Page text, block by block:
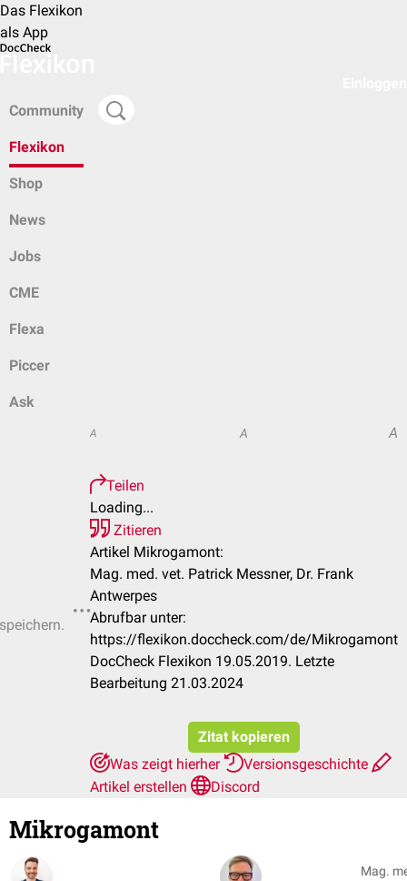
Das Flexikon
als App
Community
Flexikon
Shop
News
Jobs
CME
Flexa
Piccer
Ask
A A A
Teilen
Loading...
Zitieren
Artikel Mikrogamont:
Mag. med. vet. Patrick Messner, Dr. Frank
Antwerpes
Abrufbar unter:
https://flexikon.doccheck.com/de/Mikrogamont
DocCheck Flexikon 19.05.2019. Letzte
Bearbeitung 21.03.2024
Zitat kopieren
Was zeigt hierher
Versionsgeschichte
Artikel erstellen
Discord
Mikrogamont
Mag.